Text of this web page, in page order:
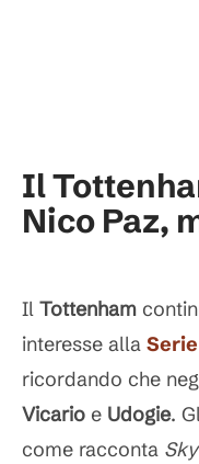
Il
Nico Paz,
Il Tottenham
interesse alla
ricordando che
Vicario e Udogie.
come racconta Sky